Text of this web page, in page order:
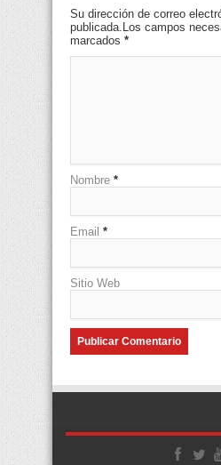
Su dirección de correo
publicada.Los campos
marcados *
Nombre *
Email *
Sitio Web